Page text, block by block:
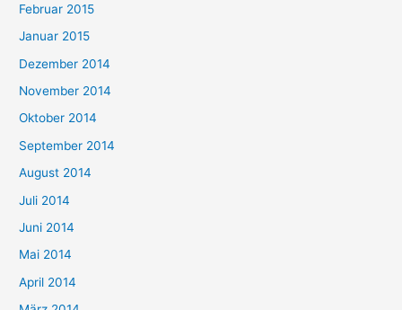
Februar 2015
Januar 2015
Dezember 2014
November 2014
Oktober 2014
September 2014
August 2014
Juli 2014
Juni 2014
Mai 2014
April 2014